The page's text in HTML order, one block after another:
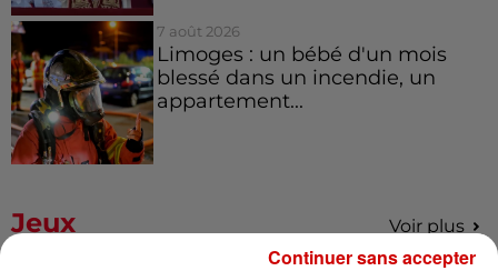
7 août 2026
Limoges : un bébé d'un mois
blessé dans un incendie, un
appartement...
Jeux Voir plus
Continuer sans accepter